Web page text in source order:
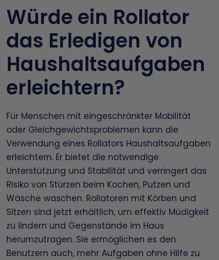
Würde ein Rollator
das Erledigen von
Haushaltsaufgaben
erleichtern?
Für Menschen mit eingeschränkter Mobilität
oder Gleichgewichtsproblemen kann die
Verwendung eines Rollators Haushaltsaufgaben
erleichtern. Er bietet die notwendige
Unterstützung und Stabilität und verringert das
Risiko von Stürzen beim Kochen, Putzen und
Wäsche waschen. Rollatoren mit Körben und
Sitzen sind jetzt erhältlich, um effektiv Müdigkeit
zu lindern und Gegenstände im Haus
herumzutragen. Sie ermöglichen es den
Benutzern auch, mehr Aufgaben ohne Hilfe zu